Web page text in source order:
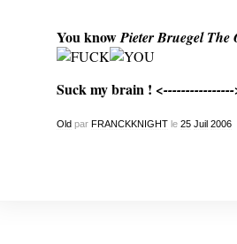
You knowPieter Bruegel The
Suck my brain !
Old par FRANCKKNIGHTle 25 Juil 2006